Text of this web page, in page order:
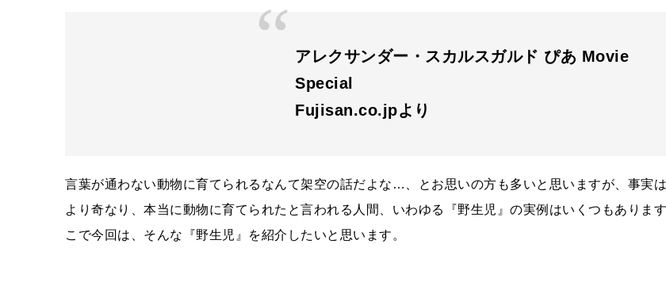
アレクサンダー・スカルスガルド ぴあ Movie
Special
Fujisan.co.jpより
言葉が通わない動物に育てられるなんて架空の話だよな…、とお思いの方も多いと思いますが、事実
より奇なり、本当に動物に育てられたと言われる人間、いわゆる『野生児』の実例はいくつもありま
こで今回は、そんな『野生児』を紹介したいと思います。